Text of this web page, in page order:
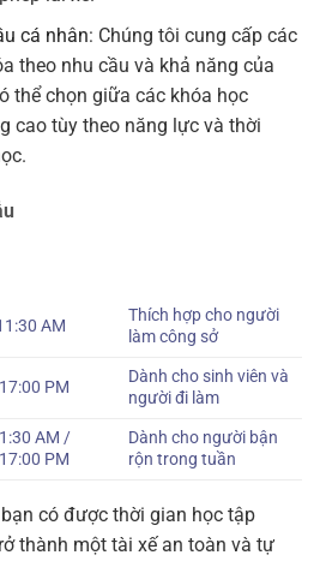
cá nhân: Chúng tôi cung cấp các
theo nhu cầu và khả năng của
thể chọn giữa các khóa học
cao tùy theo năng lực và thời
AM
Thích hợp cho người
làm công sở
PM
Dành cho sinh viên và
người đi làm
AM /
PM
Dành cho người bận
rộn trong tuần
có được thời gian học tập
thành một tài xế an toàn và tự